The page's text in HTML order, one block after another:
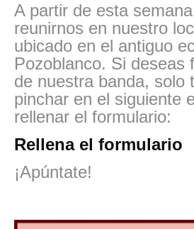
A partir de esta
reunirnos en nuestro
ubicado en el antiguo
Pozoblanco. Si deseas
de nuestra banda, solo
pinchar en el siguiente
rellenar el formulario:
Rellena el formulario
¡Apúntate!